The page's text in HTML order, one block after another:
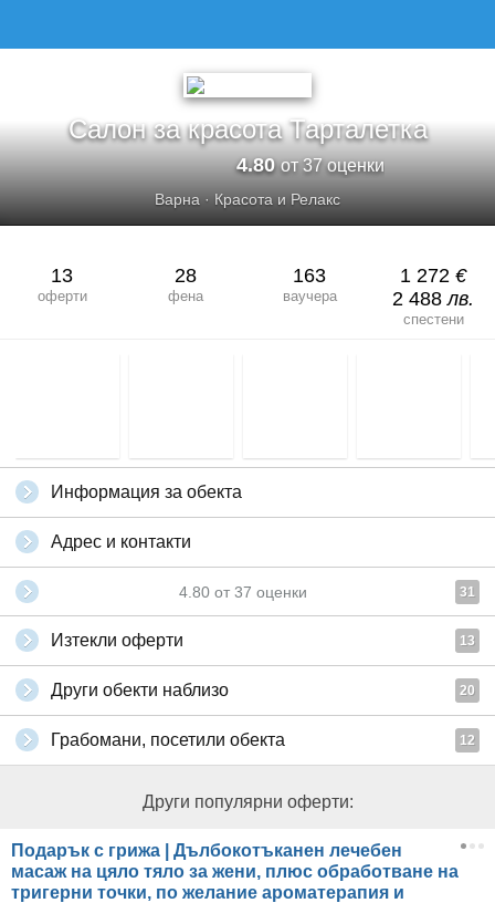
Салон за красота Тарталетка
4.80от 37 оценки
Варна · Красота и Релакс
13
оферти
28
фена
163
ваучера
1 272 €
2 488лв.
спестени
Информация за обекта
Адрес и контакти
4.80 от 37 оценки 31
Изтекли оферти 13
Други обекти наблизо 20
Грабомани, посетили обекта 12
Други популярни оферти:
Подарък с грижа | Дълбокотъканен лечебен
масаж на цяло тяло за жени, плюс обработване на
тригерни точки, по желание ароматерапия и